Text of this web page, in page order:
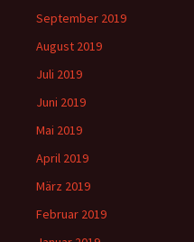
September 2019
August 2019
Juli 2019
Juni 2019
Mai 2019
April 2019
März 2019
Februar 2019